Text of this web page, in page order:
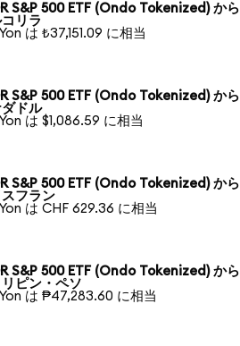
S&P 500 ETF (Ondo Tokenized) から
リラ
は ₺37,151.09 に相当
S&P 500 ETF (Ondo Tokenized) から
ドル
は $1,086.59 に相当
S&P 500 ETF (Ondo Tokenized) から
フラン
は CHF 629.36 に相当
S&P 500 ETF (Ondo Tokenized) から
ピン・ペソ
は ₱47,283.60 に相当